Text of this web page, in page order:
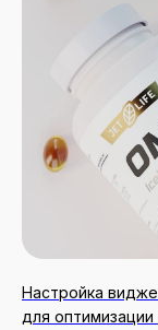
Настройка
для